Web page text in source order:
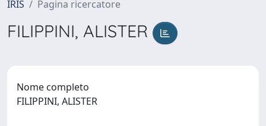
IRIS Pagina ricercatore
FILIPPINI, ALISTER
Nome completo
FILIPPINI, ALISTER